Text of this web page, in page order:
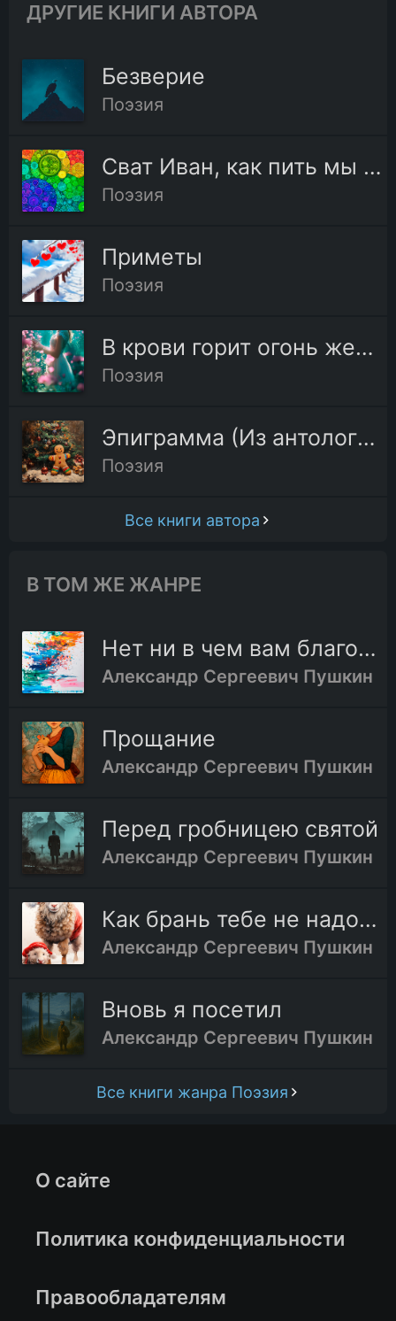
ДРУГИЕ КНИГИ АВТОРА
Безверие
Поэзия
Сват Иван, как пить мы станем
Поэзия
Приметы
Поэзия
В крови горит огонь желанья
Поэзия
Эпиграмма (Из антологии)
Поэзия
Все книги автора
В ТОМ ЖЕ ЖАНРЕ
Нет ни в чем вам благодати
Александр Сергеевич Пушкин
Прощание
Александр Сергеевич Пушкин
Перед гробницею святой
Александр Сергеевич Пушкин
Как брань тебе не надоела
Александр Сергеевич Пушкин
Вновь я посетил
Александр Сергеевич Пушкин
Все книги жанра Поэзия
О сайте
Политика конфиденциальности
Правообладателям